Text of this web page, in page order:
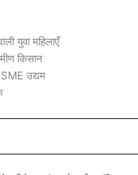
युवा महिलाएँ
किसान
उद्यम